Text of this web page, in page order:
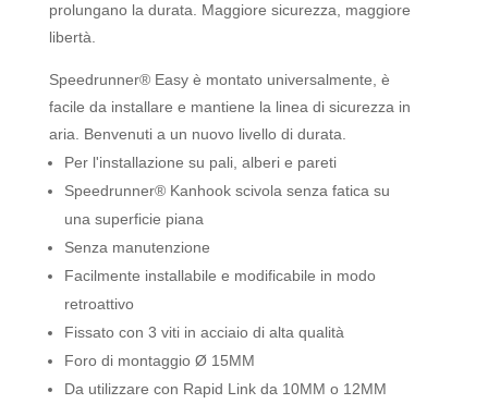
prolungano la durata. Maggiore sicurezza, maggiore
libertà.
Speedrunner® Easy è montato universalmente, è
facile da installare e mantiene la linea di sicurezza in
aria. Benvenuti a un nuovo livello di durata.
Per l'installazione su pali, alberi e pareti
Speedrunner® Kanhook scivola senza fatica su
una superficie piana
Senza manutenzione
Facilmente installabile e modificabile in modo
retroattivo
Fissato con 3 viti in acciaio di alta qualità
Foro di montaggio Ø 15MM
Da utilizzare con Rapid Link da 10MM o 12MM